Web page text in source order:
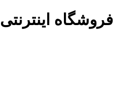
فروشگاه